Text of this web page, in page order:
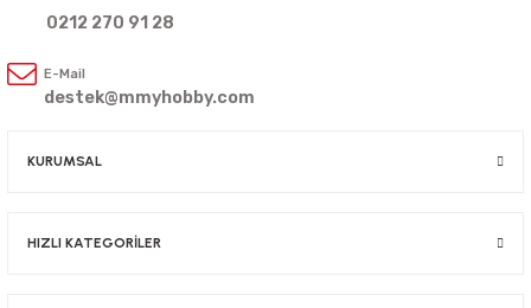
0212 270 91 28
E-Mail
destek@mmyhobby.com
KURUMSAL
HIZLI KATEGORİLER